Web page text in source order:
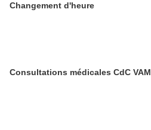
Changement d'heure
Consultations médicales CdC VAM